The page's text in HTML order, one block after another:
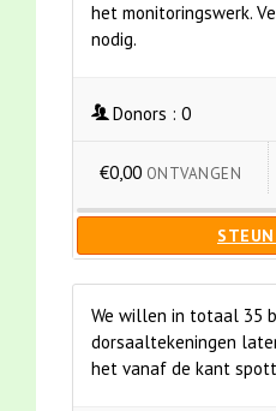
het monitoringswerk.
nodig.
Donors : 0
€0,00 ONTVANGEN
We willen in totaal 35
dorsaaltekeningen
het vanaf de kant